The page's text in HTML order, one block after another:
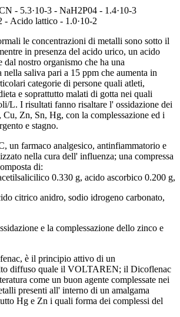
- 5.3·10-3 - NaH2P04 - 1.4·10-3
- Acido lattico - 1.0·10-2
le concentrazioni di metalli sono sotto il
in presenza del acido urico, un acido
dal nostro organismo che ha una
nella saliva pari a 15 ppm che aumenta in
categorie di persone quali atleti,
e soprattutto malati di gotta nei quali
L. I risultati fanno risaltare l' ossidazione dei
Zn, Sn, Hg, con la complessazione ed i
e stagno.
un farmaco analgesico, antinfiammatorio e
nella cura dell' influenza; una compressa
di:
0.330 g, acido ascorbico 0.200 g,
citrico anidro, sodio idrogeno carbonato,
e la complessazione dello zinco e
è il principio attivo di un
diffuso quale il VOLTAREN; il Dicoflenac
come un buon agente complessate nei
presenti all' interno di un amalgama
Hg e Zn i quali forma dei complessi del